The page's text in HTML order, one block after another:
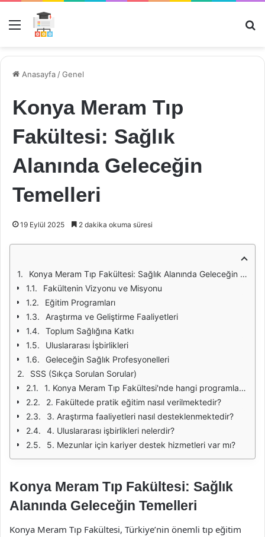
Menü
Anasayfa /Genel
Konya Meram Tıp
Fakültesi: Sağlık
Alanında Geleceğin
Temelleri
19 Eylül 2025 2 dakika okuma süresi
Konya Meram Tıp Fakültesi: Sağlık Alanında Geleceğin Temelleri
Fakültenin Vizyonu ve Misyonu
Eğitim Programları
Araştırma ve Geliştirme Faaliyetleri
Toplum Sağlığına Katkı
Uluslararası İşbirlikleri
Geleceğin Sağlık Profesyonelleri
SSS (Sıkça Sorulan Sorular)
1. Konya Meram Tıp Fakültesi'nde hangi programlar sunulmaktadır?
2. Fakültede pratik eğitim nasıl verilmektedir?
3. Araştırma faaliyetleri nasıl desteklenmektedir?
4. Uluslararası işbirlikleri nelerdir?
5. Mezunlar için kariyer destek hizmetleri var mı?
Konya Meram Tıp Fakültesi: Sağlık
Alanında Geleceğin Temelleri
Konya Meram Tıp Fakültesi, Türkiye’nin önemli tıp eğitim